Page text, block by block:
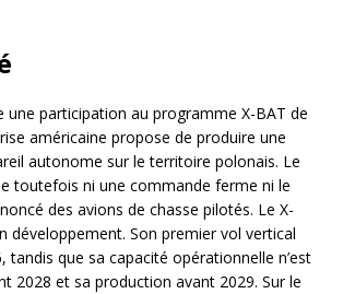
une participation au programme X-BAT de
américaine propose de produire une
autonome sur le territoire polonais. Le
toutefois ni une commande ferme ni le
des avions de chasse pilotés. Le X-
développement. Son premier vol vertical
tandis que sa capacité opérationnelle n’est
2028 et sa production avant 2029. Sur le